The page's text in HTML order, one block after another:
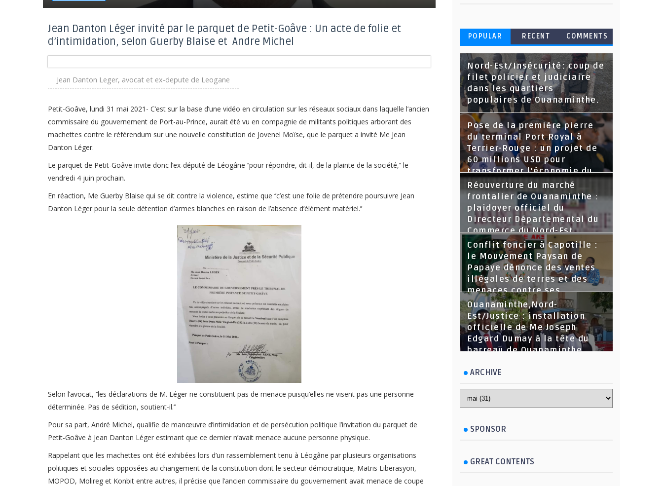
Jean Danton Léger invité par le parquet de Petit-Goâve : Un acte de folie et
d’intimidation, selon Guerby Blaise et Andre Michel
Jean Danton Leger, avocat et ex-depute de Leogane
Petit-Goâve, lundi 31 mai 2021- C’est sur la base d’une vidéo en circulation sur les réseaux sociaux dans laquelle l’ancien
commissaire du gouvernement de Port-au-Prince, aurait été vu en compagnie de militants politiques arborant des
machettes contre le référendum sur une nouvelle constitution de Jovenel Moïse, que le parquet a invité Me Jean
Danton Léger.
Le parquet de Petit-Goâve invite donc l’ex-député de Léogâne ‘’pour répondre, dit-il, de la plainte de la société,’’ le
vendredi 4 juin prochain.
En réaction, Me Guerby Blaise qui se dit contre la violence, estime que ‘’c’est une folie de prétendre poursuivre Jean
Danton Léger pour la seule détention d’armes blanches en raison de l’absence d’élément matériel.’’
Selon l’avocat, ‘’les déclarations de M. Léger ne constituent pas de menace puisqu’elles ne visent pas une personne
déterminée. Pas de sédition, soutient-il.’’
Pour sa part, André Michel, qualifie de manœuvre d’intimidation et de persécution politique l’invitation du parquet de
Petit-Goâve à Jean Danton Léger estimant que ce dernier n’avait menace aucune personne physique.
Rappelant que les machettes ont été exhibées lors d’un rassemblement tenu à Léogâne par plusieurs organisations
politiques et sociales opposées au changement de la constitution dont le secteur démocratique, Matris Liberasyon,
MOPOD, Molireg et Konbit entre autres, il précise que l’ancien commissaire du gouvernement avait menace de coupe
POPULAR RECENT COMMENTS
Nord-Est/Insécurité: coup de
filet policier et judiciaire
dans les quartiers
populaires de Ouanaminthe.
Pose de la première pierre
du terminal Port Royal à
Terrier-Rouge : un projet de
60 millions USD pour
transformer l’économie du
Nord-Est
Réouverture du marché
frontalier de Ouanaminthe :
plaidoyer officiel du
Directeur Départemental du
Commerce du Nord-Est.
Conflit foncier à Capotille :
le Mouvement Paysan de
Papaye dénonce des ventes
illégales de terres et des
menaces contre ses
dirigeants
Ouanaminthe,Nord-
Est/Justice : installation
officielle de Me Joseph
Edgard Dumay à la tête du
barreau de Ouanaminthe.
ARCHIVE
SPONSOR
GREAT CONTENTS